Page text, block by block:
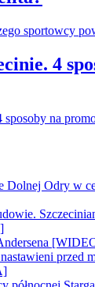
4
Dolnej Odry w
przed